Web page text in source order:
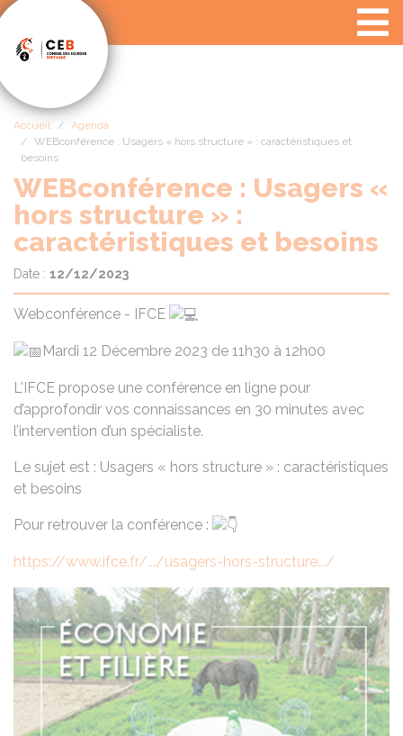
Accueil
Agenda
WEBconférence : Usagers « hors structure » : caractéristiques et
besoins
WEBconférence : Usagers «
hors structure » :
caractéristiques et besoins
Date : 12/12/2023
Webconférence - IFCE
Mardi 12 Décembre 2023 de 11h30 à 12h00
L'IFCE propose une conférence en ligne pour
d’approfondir vos connaissances en 30 minutes avec
l’intervention d’un spécialiste.
Le sujet est : Usagers « hors structure » : caractéristiques
et besoins
Pour retrouver la conférence :
https://www.ifce.fr/.../usagers-hors-structure.../
Panneau de gestion des cookies